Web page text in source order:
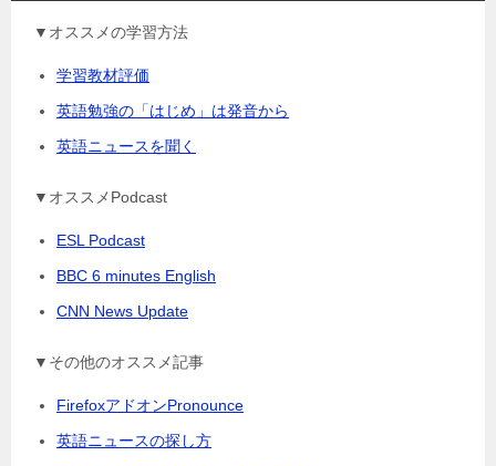
▼オススメの学習方法
学習教材評価
英語勉強の「はじめ」は発音から
英語ニュースを聞く
▼オススメPodcast
ESL Podcast
BBC 6 minutes English
CNN News Update
▼その他のオススメ記事
FirefoxアドオンPronounce
英語ニュースの探し方